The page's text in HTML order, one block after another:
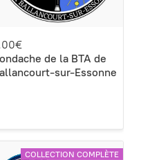
de la BTA de
sur-Essonne
COLLECTION COMPLÈTE